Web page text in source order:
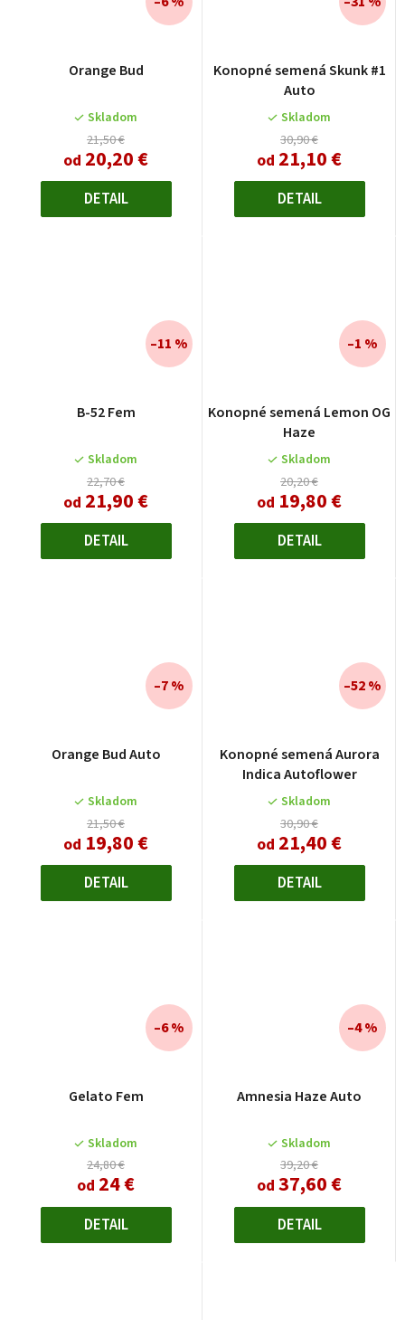
Orange Bud
Skladom
21,50 €
od 20,20 €
DETAIL
Konopné semená Skunk #1
Auto
Skladom
30,90 €
od 21,10 €
DETAIL
B-52 Fem
Skladom
22,70 €
od 21,90 €
–11 %
DETAIL
Konopné semená Lemon OG
Haze
Skladom
20,20 €
od 19,80 €
–1 %
DETAIL
Orange Bud Auto
Skladom
21,50 €
od 19,80 €
–7 %
DETAIL
Konopné semená Aurora
Indica Autoflower
Skladom
30,90 €
od 21,40 €
–52 %
DETAIL
Gelato Fem
Skladom
24,80 €
od 24 €
–6 %
DETAIL
Amnesia Haze Auto
Skladom
39,20 €
od 37,60 €
–4 %
DETAIL